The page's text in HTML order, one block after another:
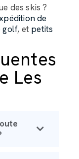
des skis ?
de
golf, et petits
Les